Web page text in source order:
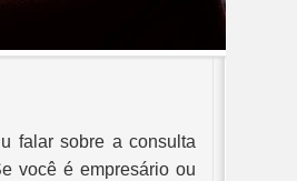
falar sobre a consulta
você é empresário ou